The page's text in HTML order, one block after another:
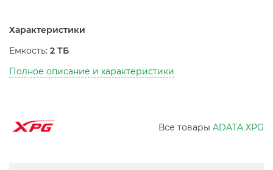
Характеристики
Емкость: 2 ТБ
Полное описание и характеристики
Все товары ADATA XPG